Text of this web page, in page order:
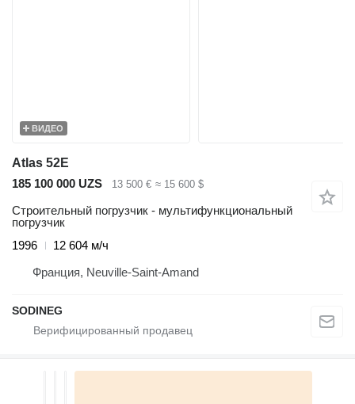
ВИДЕО
Atlas 52E
185 100 000 UZS
13 500 € ≈ 15 600 $
Строительный погрузчик - мультифункциональный
погрузчик
1996
12 604 м/ч
Франция, Neuville-Saint-Amand
SODINEG